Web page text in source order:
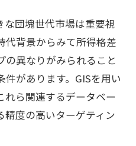
団塊世代市場は重要視
代背景からみて所得格差
の異なりがみられること
があります。GISを用い
れら関連するデータベー
精度の高いターゲティン